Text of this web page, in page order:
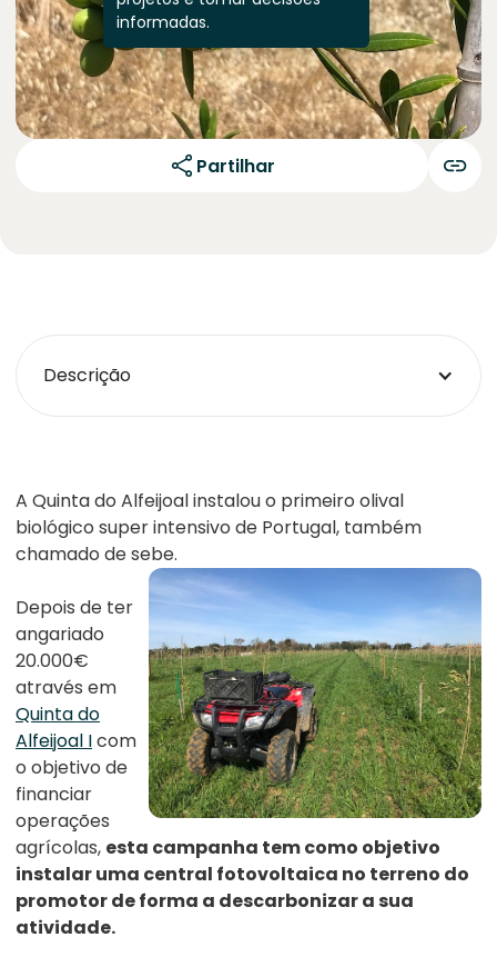
informadas.
Partilhar
Descrição
A Quinta do Alfeijoal instalou o primeiro olival
biológico super intensivo de Portugal, também
chamado de sebe.
Depois de ter
angariado
20.000€
através em
Quinta do
Alfeijoal Icom
o objetivo de
financiar
operações
agrícolas, esta campanha tem como objetivo
instalar uma central fotovoltaica no terreno do
promotor de forma a descarbonizar a sua
atividade.